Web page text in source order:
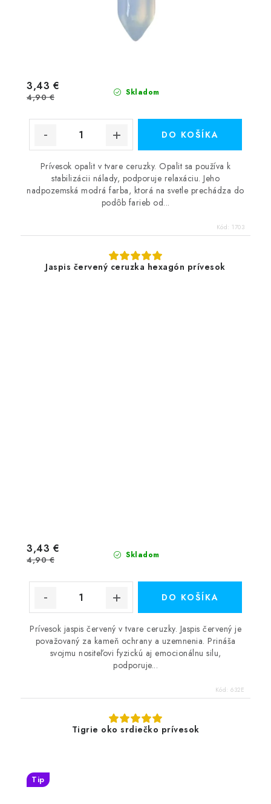
Skladom
3,43 €
4,90 €
DO KOŠÍKA
Prívesok opalit v tvare ceruzky. Opalit sa používa k
stabilizácii nálady, podporuje relaxáciu. Jeho
nadpozemská modrá farba, ktorá na svetle prechádza do
podôb farieb od...
Kód: 1703
Jaspis červený ceruzka hexagón prívesok
Skladom
3,43 €
4,90 €
DO KOŠÍKA
Prívesok jaspis červený v tvare ceruzky. Jaspis červený je
považovaný za kameň ochrany a uzemnenia. Prináša
svojmu nositeľovi fyzickú aj emocionálnu silu,
podporuje...
Kód: 632E
Tigrie oko srdiečko prívesok
Tip